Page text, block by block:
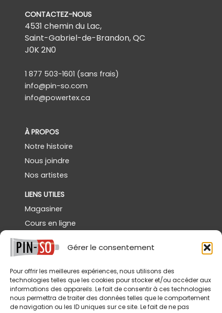
Gérer le consentement
Pour offrir les meilleures expériences, nous utilisons des
technologies telles que les cookies pour stocker et/ou accéder aux
informations des appareils. Le fait de consentir à ces technologies
nous permettra de traiter des données telles que le comportement
de navigation ou les ID uniques sur ce site. Le fait de ne pas
CONTACTEZ-NOUS
4531 chemin du Lac,
Saint-Gabriel-de-Brandon, QC
J0K 2N0
1 877 503-1601 (sans frais)
info@pin-so.com
info@powertex.ca
À PROPOS
Notre histoire
Nous joindre
Nos artistes
LIENS UTILES
Magasiner
Cours en ligne
Démos gratuites
Powertex Canada
SERVICES
Livraison